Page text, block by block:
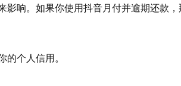
响。如果你使用抖音月付并逾期还款
个人信用。